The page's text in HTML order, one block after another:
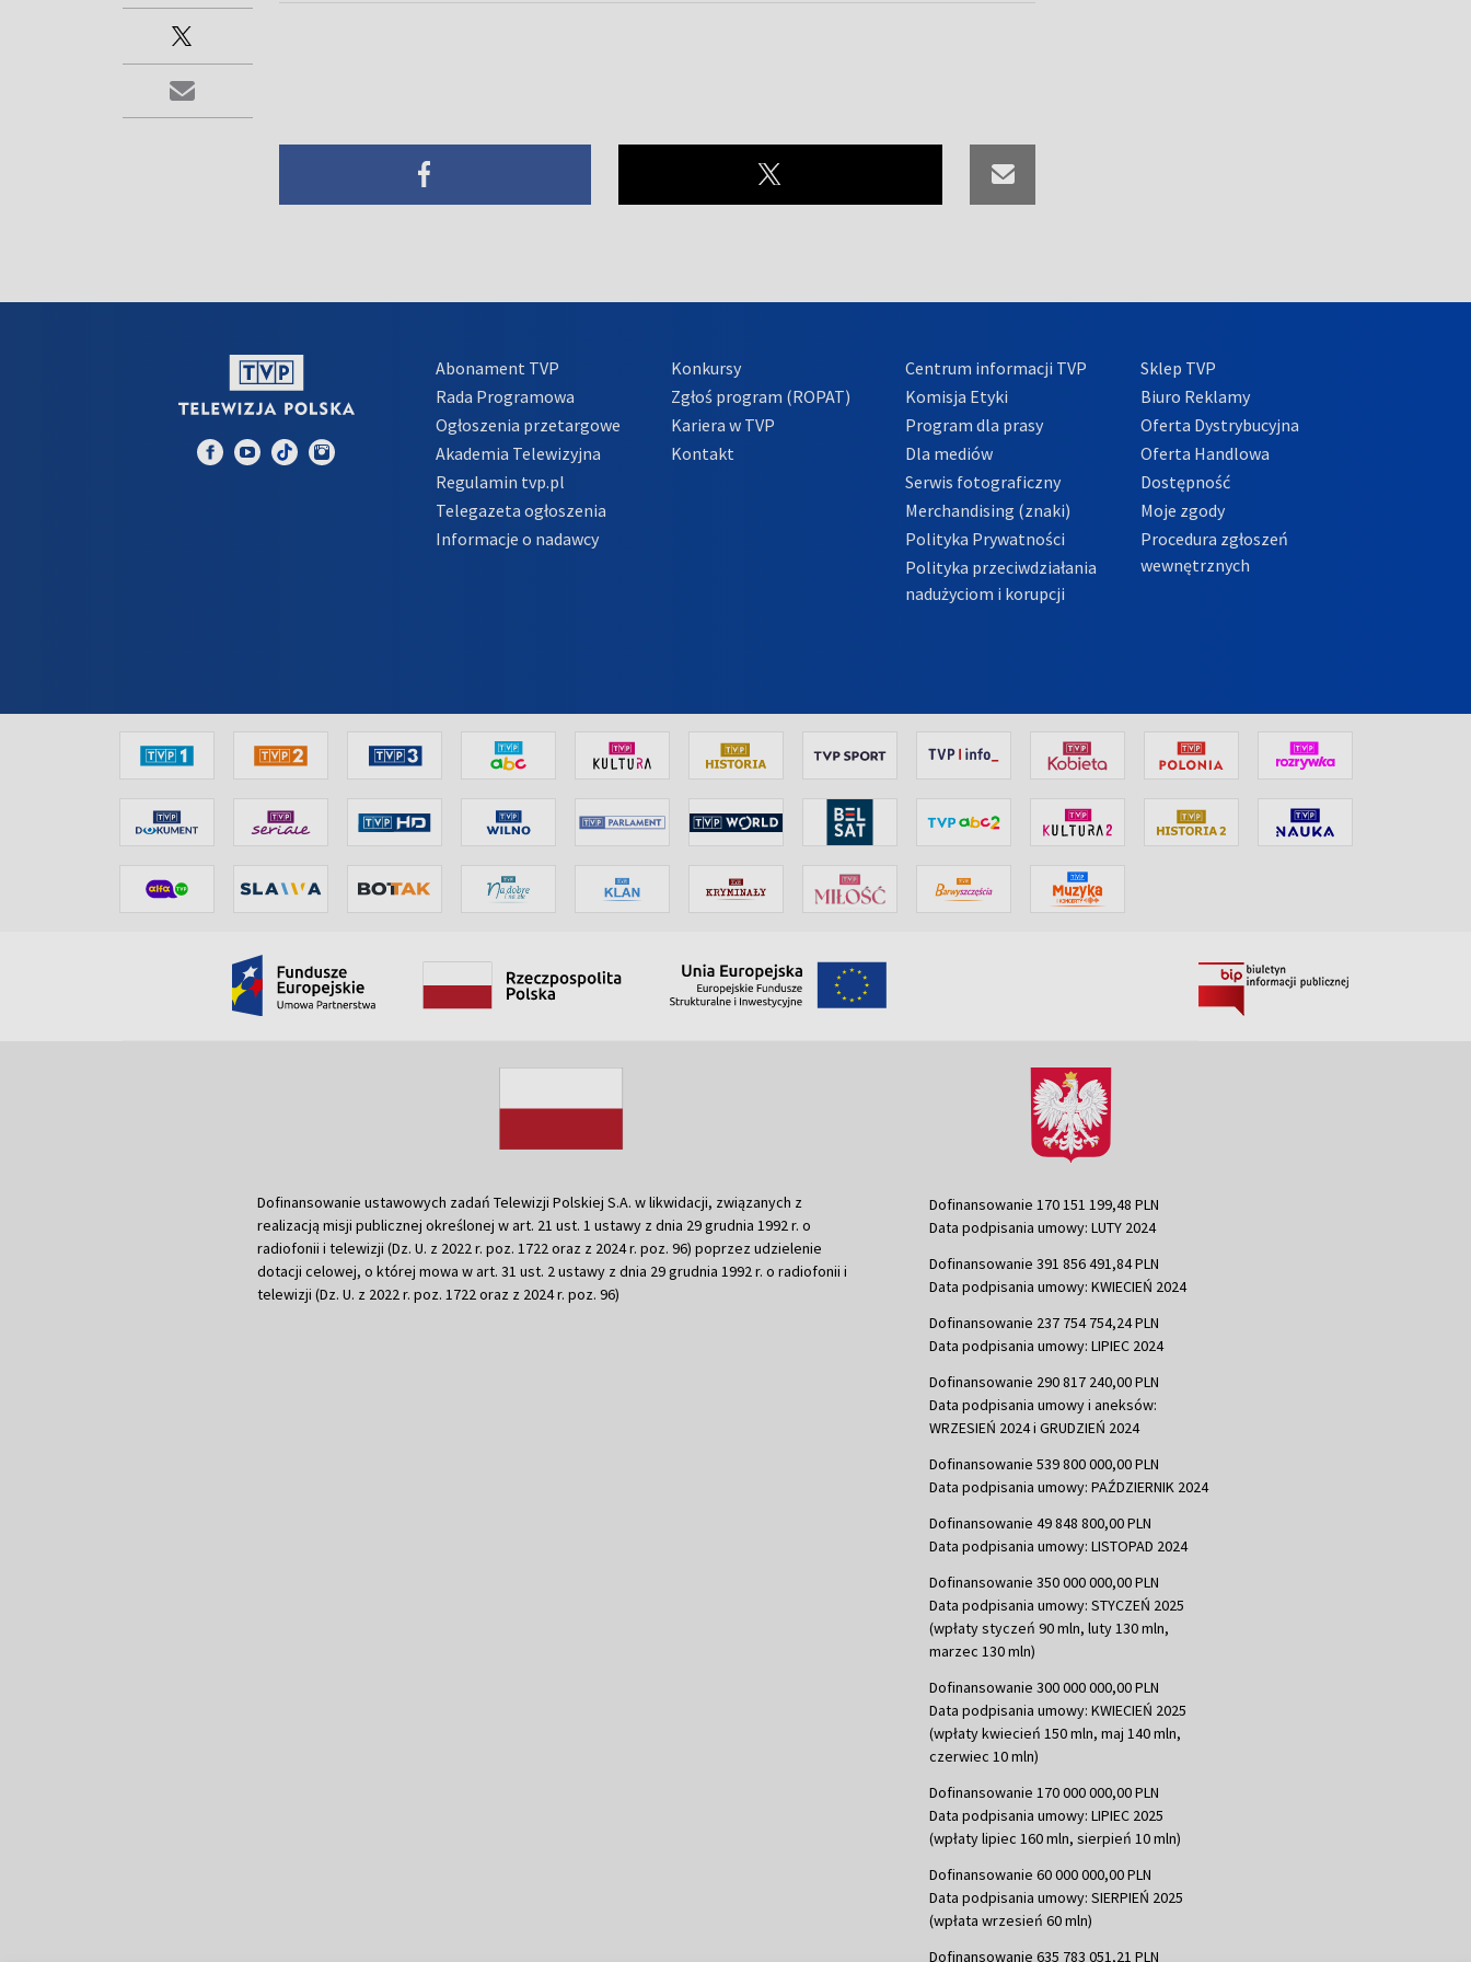
Abonament TVP
Rada Programowa
Ogłoszenia przetargowe
Akademia Telewizyjna
Regulamin tvp.pl
Telegazeta ogłoszenia
Informacje o nadawcy
Konkursy
Zgłoś program (ROPAT)
Kariera w TVP
Kontakt
Centrum informacji TVP
Komisja Etyki
Program dla prasy
Dla mediów
Serwis fotograficzny
Merchandising (znaki)
Polityka Prywatności
Polityka przeciwdziałania
nadużyciom i korupcji
Sklep TVP
Biuro Reklamy
Oferta Dystrybucyjna
Oferta Handlowa
Dostępność
Moje zgody
Procedura zgłoszeń
wewnętrznych
Dofinansowanie ustawowych zadań Telewizji Polskiej S.A. w likwidacji, związanych z
realizacją misji publicznej określonej w art. 21 ust. 1 ustawy z dnia 29 grudnia 1992 r. o
radiofonii i telewizji (Dz. U. z 2022 r. poz. 1722 oraz z 2024 r. poz. 96) poprzez udzielenie
dotacji celowej, o której mowa w art. 31 ust. 2 ustawy z dnia 29 grudnia 1992 r. o radiofonii i
telewizji (Dz. U. z 2022 r. poz. 1722 oraz z 2024 r. poz. 96)
Dofinansowanie 170 151 199,48 PLN
Data podpisania umowy: LUTY 2024
Dofinansowanie 391 856 491,84 PLN
Data podpisania umowy: KWIECIEŃ 2024
Dofinansowanie 237 754 754,24 PLN
Data podpisania umowy: LIPIEC 2024
Dofinansowanie 290 817 240,00 PLN
Data podpisania umowy i aneksów:
WRZESIEŃ 2024 i GRUDZIEŃ 2024
Dofinansowanie 539 800 000,00 PLN
Data podpisania umowy: PAŹDZIERNIK 2024
Dofinansowanie 49 848 800,00 PLN
Data podpisania umowy: LISTOPAD 2024
Dofinansowanie 350 000 000,00 PLN
Data podpisania umowy: STYCZEŃ 2025
(wpłaty styczeń 90 mln, luty 130 mln,
marzec 130 mln)
Dofinansowanie 300 000 000,00 PLN
Data podpisania umowy: KWIECIEŃ 2025
(wpłaty kwiecień 150 mln, maj 140 mln,
czerwiec 10 mln)
Dofinansowanie 170 000 000,00 PLN
Data podpisania umowy: LIPIEC 2025
(wpłaty lipiec 160 mln, sierpień 10 mln)
Dofinansowanie 60 000 000,00 PLN
Data podpisania umowy: SIERPIEŃ 2025
(wpłata wrzesień 60 mln)
Dofinansowanie 635 783 051,21 PLN